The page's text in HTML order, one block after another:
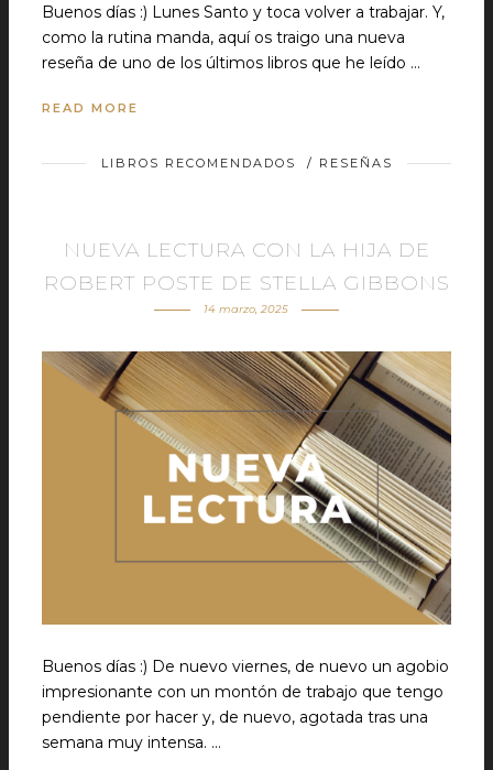
Buenos días :) Lunes Santo y toca volver a trabajar. Y,
como la rutina manda, aquí os traigo una nueva
reseña de uno de los últimos libros que he leído …
READ MORE
LIBROS RECOMENDADOS / RESEÑAS
NUEVA LECTURA CON LA HIJA DE
ROBERT POSTE DE STELLA GIBBONS
14 marzo, 2025
Buenos días :) De nuevo viernes, de nuevo un agobio
impresionante con un montón de trabajo que tengo
pendiente por hacer y, de nuevo, agotada tras una
semana muy intensa. …